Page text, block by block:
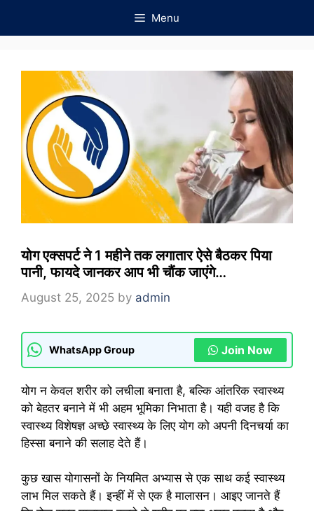
Menu
योग एक्सपर्ट ने 1 महीने तक लगातार ऐसे बैठकर पिया
पानी, फायदे जानकर आप भी चौंक जाएंगे…
August 25, 2025 by admin
WhatsApp Group Join Now
योग न केवल शरीर को लचीला बनाता है, बल्कि आंतरिक स्वास्थ्य
को बेहतर बनाने में भी अहम भूमिका निभाता है। यही वजह है कि
स्वास्थ्य विशेषज्ञ अच्छे स्वास्थ्य के लिए योग को अपनी दिनचर्या का
हिस्सा बनाने की सलाह देते हैं।
कुछ खास योगासनों के नियमित अभ्यास से एक साथ कई स्वास्थ्य
लाभ मिल सकते हैं। इन्हीं में से एक है मालासन। आइए जानते हैं